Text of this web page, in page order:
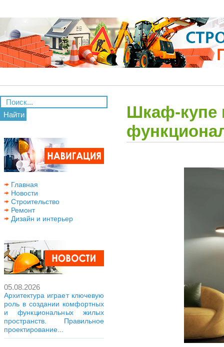
Найти
Главная
Новости
Строительство
Ремонт
Дизайн и интерьер
05.08.2026
Архитектура играет ключевую
роль в создании комфортных
и функциональных жилых
пространств. Правильное
проектирование...
Шкаф-купе